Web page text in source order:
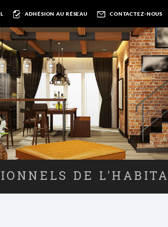
ADHÉSION AU RÉSEAU CONTACTEZ-NOUS
DE